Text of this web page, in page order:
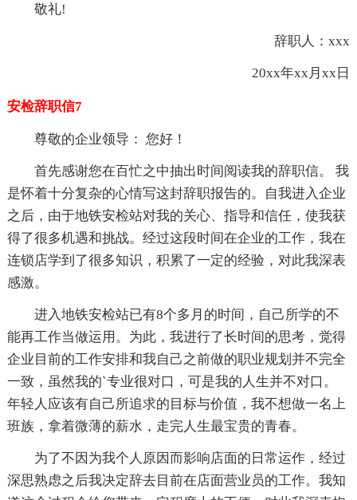
敬礼!
辞职人：xxx
20xx年xx月xx日
安检辞职信7
尊敬的企业领导： 您好！
首先感谢您在百忙之中抽出时间阅读我的辞职信。 我
是怀着十分复杂的心情写这封辞职报告的。自我进入企业
之后，由于地铁安检站对我的关心、指导和信任，使我获
得了很多机遇和挑战。经过这段时间在企业的工作，我在
连锁店学到了很多知识，积累了一定的经验，对此我深表
感激。
进入地铁安检站已有8个多月的时间，自己所学的不
能再工作当做运用。为此，我进行了长时间的思考，觉得
企业目前的工作安排和我自己之前做的职业规划并不完全
一致，虽然我的`专业很对口，可是我的人生并不对口。
年轻人应该有自己所追求的目标与价值，我不想做一名上
班族，拿着微薄的薪水，走完人生最宝贵的青春。
为了不因为我个人原因而影响店面的日常运作，经过
深思熟虑之后我决定辞去目前在店面营业员的工作。我知